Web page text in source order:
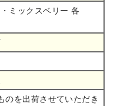
ミックスベリー 各
のを出荷させていただき